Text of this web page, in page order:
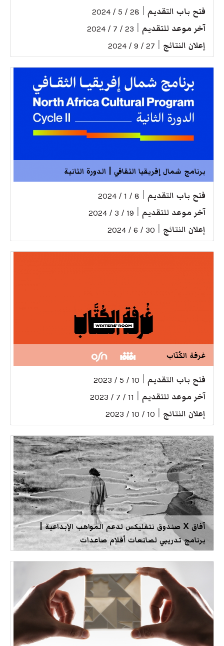
فتح باب التقديم 28 / 5 / 2024
آخر موعد للتقديم 23 / 7 / 2024
إعلان النتائج 27 / 9 / 2024
برنامج شمال إفريقيا الثقافي | الدورة الثانية
فتح باب التقديم 8 / 1 / 2024
آخر موعد للتقديم 19 / 3 / 2024
إعلان النتائج 30 / 6 / 2024
غرفة الكُتّاب
فتح باب التقديم 10 / 5 / 2023
آخر موعد للتقديم 11 / 7 / 2023
إعلان النتائج 10 / 10 / 2023
آفاق X صندوق نتفليكس لدعم المواهب الإبداعية |
برنامج تدريبي لصانعات أفلام صاعدات